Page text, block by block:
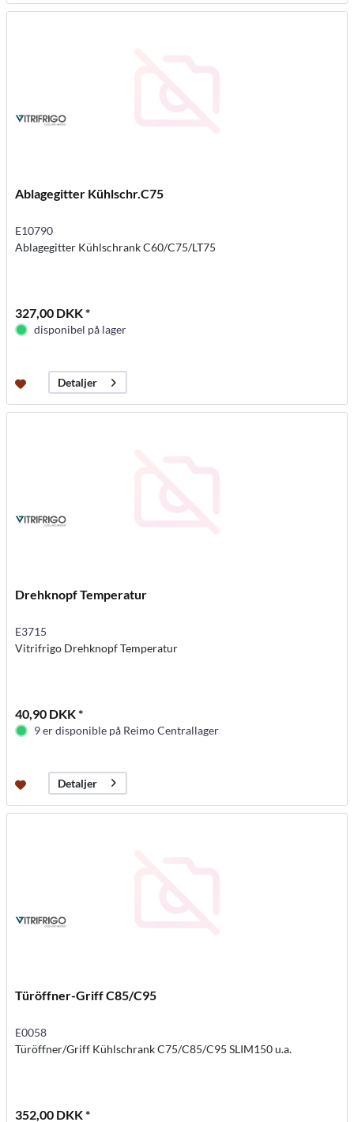
Ablagegitter Kühlschr.C75
E10790
Ablagegitter Kühlschrank C60/C75/LT75
327,00 DKK *
disponibel på lager
Detaljer
Drehknopf Temperatur
E3715
Vitrifrigo Drehknopf Temperatur
40,90 DKK *
9 er disponible på Reimo Centrallager
Detaljer
Türöffner-Griff C85/C95
E0058
Türöffner/Griff Kühlschrank C75/C85/C95 SLIM150 u.a.
352,00 DKK *